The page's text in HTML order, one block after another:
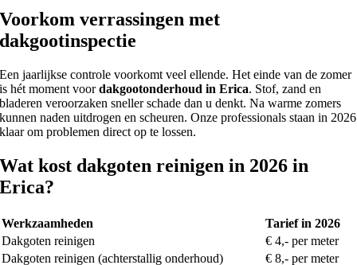
Voorkom verrassingen met
dakgootinspectie
Een jaarlijkse controle voorkomt veel ellende. Het einde van de zomer
is hét moment voordakgootonderhoud in Erica. Stof, zand en
bladeren veroorzaken sneller schade dan u denkt. Na warme zomers
kunnen naden uitdrogen en scheuren. Onze professionals staan in 2026
klaar om problemen direct op te lossen.
Wat kost dakgoten reinigen in 2026 in
Erica?
Werkzaamheden
Tarief in 2026
Dakgoten reinigen
€ 4,- per meter
Dakgoten reinigen (achterstallig onderhoud)
€ 8,- per meter